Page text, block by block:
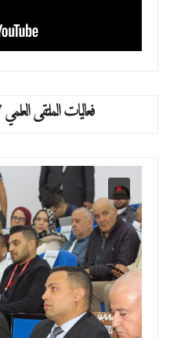
فعاليات الملتقى العلمي 27 نوفمبر 2024 بالصور